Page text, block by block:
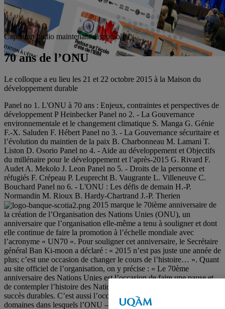
Captation audio maintenant disponible !
70 ans de l’ONU
Le colloque a eu lieu les 21 et 22 octobre 2015 à la Maison du
développement durable
Panel no 1. L'ONU à 70 ans : Enjeux, contraintes et perspectives de
développement P HeinbeckerPanel no 2. - La Gouvernance
environnementale et le changement climatique S. Manga G. Génie
F.-X. Saluden F. Hébert Panel no 3. - La Gouvernance sécuritaire et
l’évolution du maintien de la paix B. Charbonneau M. Lamani T.
Liston D. Osorio Panel no 4. - Aide au développement et Objectifs
du millénaire pour le développement et l’après-2015 G. Rivard F.
Audet A. Mekolo J. Leon Panel no 5. - Droits de la personne et
réfugiés F. Crépeau P. Leuprecht B. Vaugrante L. Villeneuve C.
Bouchard Panel no 6. - L'ONU : Les défis de demain H.-P.
Normandin M. Rioux B. Hardy-Chartrand J.-P. Therien
2015 marque le 70ième anniversaire de
la création de l’Organisation des Nations Unies (ONU), un
anniversaire que l’organisation elle-même a tenu à souligner et dont
elle continue de faire la promotion à l’échelle mondiale avec
l’acronyme « UN70 ». Pour souligner cet anniversaire, le Secrétaire
général Ban Ki-moon a déclaré : « 2015 n’est pas juste une année de
plus; c’est une occasion de changer le cours de l’histoire… ». Quant
au site officiel de l’organisation, on y précise : « Le 70ème
anniversaire des Nations Unies est l’occasion de faire une pause et
de contempler l’histoire des Nations Unies, et de faire le bilan de ses
succès durables. C’est aussi l’occasion de mettre en lumière les
domaines dans lesquels l’ONU – et la communauté internationale